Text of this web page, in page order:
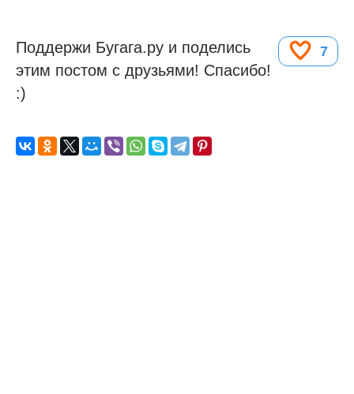
7
Поддержи Бугага.ру и поделись
этим постом с друзьями! Спасибо!
:)